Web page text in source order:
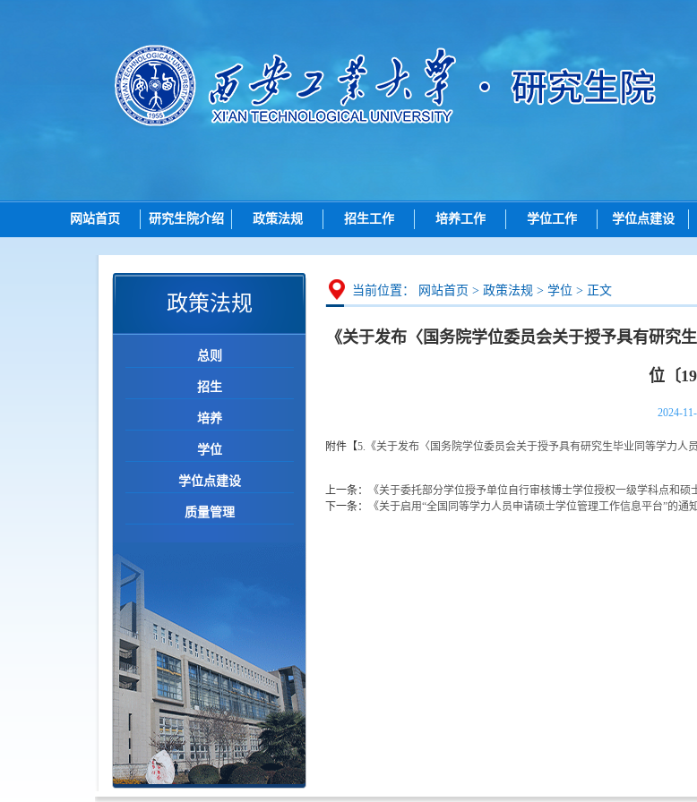
网站首页 研究生院介绍
研究生院简介
岗位职责
政策法规
总则
招生
学位点建设
质量管理
招生工作
招生动态
博士招生
硕士招生
导师查询
培养工作
培养动态
研究生创新实践系列大赛
学位工作
学位申请
论文评审
学位授予
导师工作
学位点建设
学位点动
政策文
政策法规
总则
招生
培养
学位
学位点建设
质量管理
当前位置： 网站首页 > 政策法规 > 学位 > 正文
《关于发布〈国务院学位委员会关于授予具有研究
位〔
2024-
附件【5.《关于发布〈国务院学位委员会关于授予具有研究生毕业同等学力人
上一条：
《关于委托部分学位授予单位自行审核博士学位授权一级学科点和硕
下一条：
《关于启用“全国同等学力人员申请硕士学位管理工作信息平台”的通